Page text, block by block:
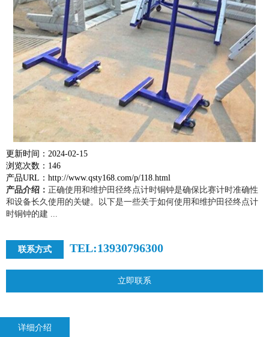
更新时间：2024-02-15
浏览次数：146
产品URL：http://www.qsty168.com/p/118.html
产品介绍： 正确使用和维护田径终点计时铜钟是确保比赛计时准确性
和设备长久使用的关键。以下是一些关于如何使用和维护田径终点计
时铜钟的建 ...
联系方式 TEL:13930796300
立即联系
详细介绍